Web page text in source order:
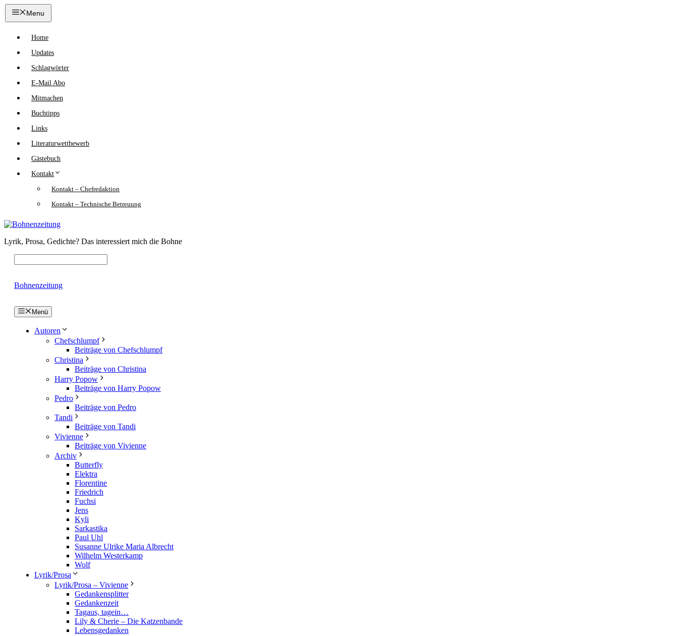
Zum
Inhalt
Menu
Home
Updates
Schlagwörter
E-Mail Abo
Mitmachen
Buchtipps
Links
Literaturwettbewerb
Gästebuch
Kontakt
Kontakt – Chefredaktion
Kontakt – Technische Betreuung
Lyrik, Prosa, Gedichte? Das interessiert mich die Bohne
Bohnenzeitung
Menü
Autoren
Chefschlumpf
Beiträge von Chefschlumpf
Christina
Beiträge von Christina
Harry Popow
Beiträge von Harry Popow
Pedro
Beiträge von Pedro
Tandi
Beiträge von Tandi
Vivienne
Beiträge von Vivienne
Archiv
Butterfly
Elektra
Florentine
Friedrich
Fuchsi
Jens
Kyli
Sarkastika
Paul Uhl
Susanne Ulrike Maria Albrecht
Wilhelm Westerkamp
Wolf
Lyrik/Prosa
Lyrik/Prosa – Vivienne
Gedankensplitter
Gedankenzeit
Tagaus, tagein…
Lily & Cherie – Die Katzenbande
Lebensgedanken